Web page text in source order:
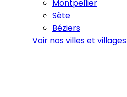
Montpellier
Sète
Béziers
Voir nos villes et villages